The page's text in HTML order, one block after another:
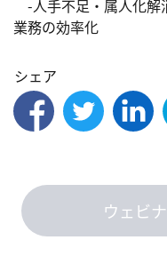
-人手不足・属人化解
業務の効率化
シェア
ウェビ